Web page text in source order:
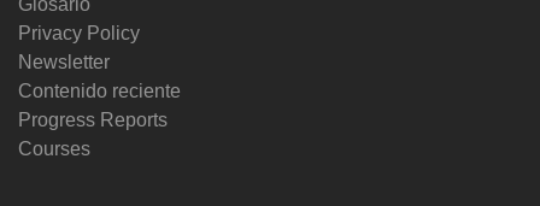
Glosario
Privacy Policy
Newsletter
Contenido reciente
Progress Reports
Courses